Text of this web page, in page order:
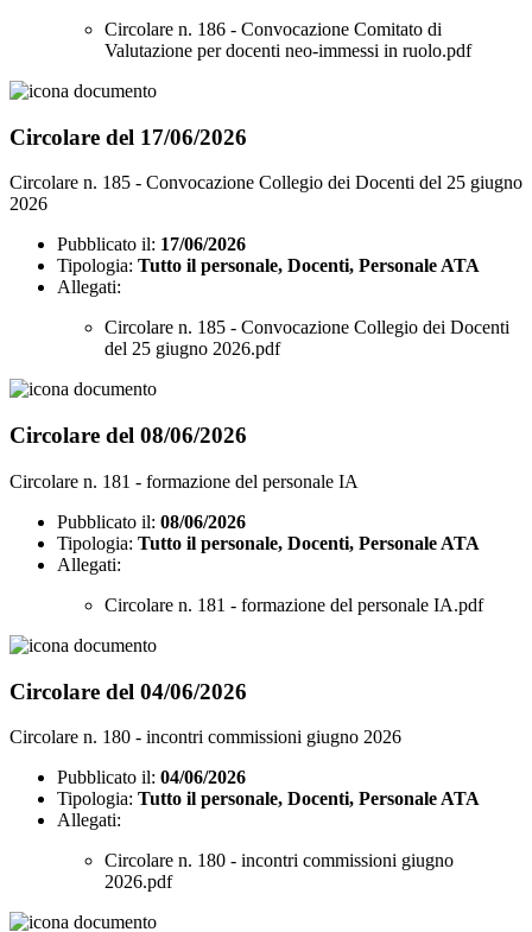
Circolare n. 186 - Convocazione Comitato di
Valutazione per docenti neo-immessi in ruolo.pdf
Circolare del 17/06/2026
Circolare n. 185 - Convocazione Collegio dei Docenti del 25 giugno
2026
Pubblicato il: 17/06/2026
Tipologia: Tutto il personale, Docenti, Personale ATA
Allegati:
Circolare n. 185 - Convocazione Collegio dei Docenti
del 25 giugno 2026.pdf
Circolare del 08/06/2026
Circolare n. 181 - formazione del personale IA
Pubblicato il: 08/06/2026
Tipologia: Tutto il personale, Docenti, Personale ATA
Allegati:
Circolare n. 181 - formazione del personale IA.pdf
Circolare del 04/06/2026
Circolare n. 180 - incontri commissioni giugno 2026
Pubblicato il: 04/06/2026
Tipologia: Tutto il personale, Docenti, Personale ATA
Allegati:
Circolare n. 180 - incontri commissioni giugno
2026.pdf